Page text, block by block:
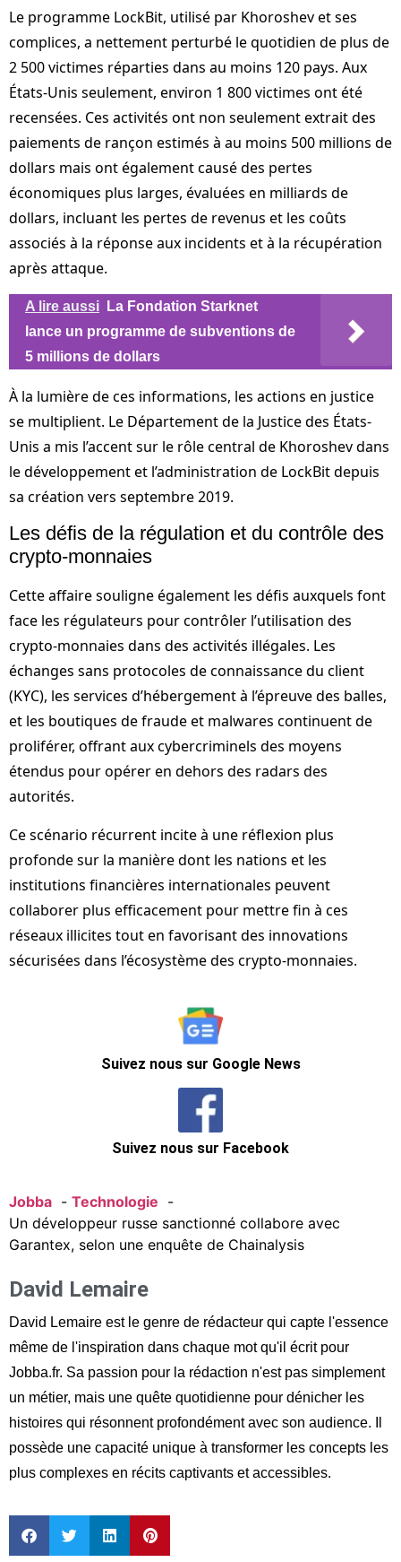
Le programme LockBit, utilisé par Khoroshev et ses
complices, a nettement perturbé le quotidien de plus de
2 500 victimes réparties dans au moins 120 pays. Aux
États-Unis seulement, environ 1 800 victimes ont été
recensées. Ces activités ont non seulement extrait des
paiements de rançon estimés à au moins 500 millions de
dollars mais ont également causé des pertes
économiques plus larges, évaluées en milliards de
dollars, incluant les pertes de revenus et les coûts
associés à la réponse aux incidents et à la récupération
après attaque.
A lire aussi
La Fondation Starknet
lance un programme de subventions de
5 millions de dollars
À la lumière de ces informations, les actions en justice
se multiplient. Le Département de la Justice des États-
Unis a mis l’accent sur le rôle central de Khoroshev dans
le développement et l’administration de LockBit depuis
sa création vers septembre 2019.
Les défis de la régulation et du contrôle des
crypto-monnaies
Cette affaire souligne également les défis auxquels font
face les régulateurs pour contrôler l’utilisation des
crypto-monnaies dans des activités illégales. Les
échanges sans protocoles de connaissance du client
(KYC), les services d’hébergement à l’épreuve des balles,
et les boutiques de fraude et malwares continuent de
proliférer, offrant aux cybercriminels des moyens
étendus pour opérer en dehors des radars des
autorités.
Ce scénario récurrent incite à une réflexion plus
profonde sur la manière dont les nations et les
institutions financières internationales peuvent
collaborer plus efficacement pour mettre fin à ces
réseaux illicites tout en favorisant des innovations
sécurisées dans l’écosystème des crypto-monnaies.
Suivez nous sur Google News
Suivez nous sur Facebook
Jobba
Technologie
Un développeur russe sanctionné collabore avec
Garantex, selon une enquête de Chainalysis
David Lemaire
David Lemaire est le genre de rédacteur qui capte l'essence
même de l'inspiration dans chaque mot qu'il écrit pour
Jobba.fr. Sa passion pour la rédaction n'est pas simplement
un métier, mais une quête quotidienne pour dénicher les
histoires qui résonnent profondément avec son audience. Il
possède une capacité unique à transformer les concepts les
plus complexes en récits captivants et accessibles.